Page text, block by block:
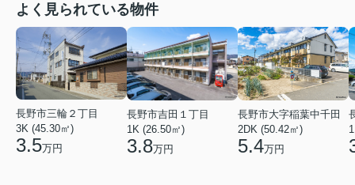
よく見られている物件
長野市三輪２丁目
3K (45.30㎡)
3.5万円
長野市吉田１丁目
1K (26.50㎡)
3.8万円
長野市大字稲葉中千田
2DK (50.42㎡)
5.4万円